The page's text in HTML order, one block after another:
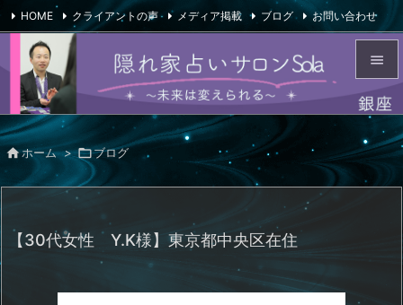


メニュ

サイド

HOME クライアントの声 メディア掲載 ブログ お問い合わせ
会社概要
ホーム > ブログ
【30代女性 Y.K様】東京都中央区在住